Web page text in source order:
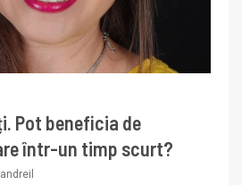
Pot beneficia de
într-un timp scurt?
andreil